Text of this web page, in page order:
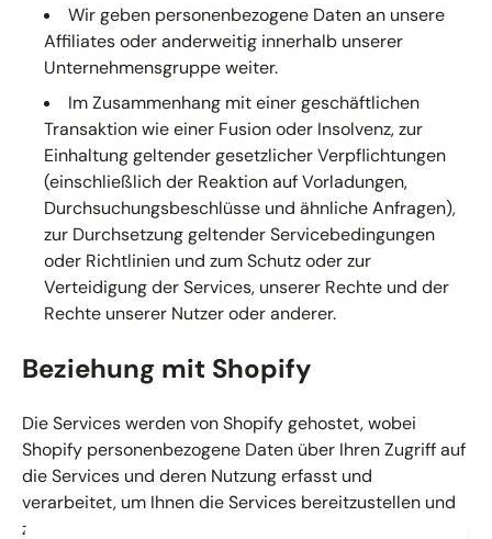
Wir geben personenbezogene Daten an unsere
Affiliates oder anderweitig innerhalb unserer
Unternehmensgruppe weiter.
Im Zusammenhang mit einer geschäftlichen
Transaktion wie einer Fusion oder Insolvenz, zur
Einhaltung geltender gesetzlicher Verpflichtungen
(einschließlich der Reaktion auf Vorladungen,
Durchsuchungsbeschlüsse und ähnliche Anfragen),
zur Durchsetzung geltender Servicebedingungen
oder Richtlinien und zum Schutz oder zur
Verteidigung der Services, unserer Rechte und der
Rechte unserer Nutzer oder anderer.
Beziehung mit Shopify
Die Services werden von Shopify gehostet, wobei
Shopify personenbezogene Daten über Ihren Zugriff auf
die Services und deren Nutzung erfasst und
verarbeitet, um Ihnen die Services bereitzustellen und
zu verbessern. Daten, die Sie an die Services